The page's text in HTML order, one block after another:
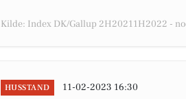
Kilde: Index DK/Gallup 2H20211H2022 -
HUSSTAND 11-02-2023 16:30